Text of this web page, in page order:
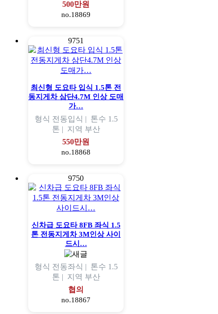
500만원
no.18869
9751
최신형 도요타 입식 1.5톤 전
동지게차 삼단4.7M 인상 도매
가…
형식 전동입식 | 톤수 1.5
톤 | 지역 부산
550만원
no.18868
9750
신차급 도요타 8FB 좌식 1.5
톤 전동지게차 3M인상 사이
드시…
형식 전동좌식 | 톤수 1.5
톤 | 지역 부산
협의
no.18867